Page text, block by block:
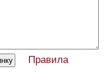
Правила